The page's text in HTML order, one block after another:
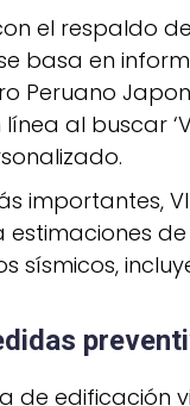
el respaldo
se basa en
Peruano
al buscar
importantes,
estimaciones
sísmicos,
de edificación